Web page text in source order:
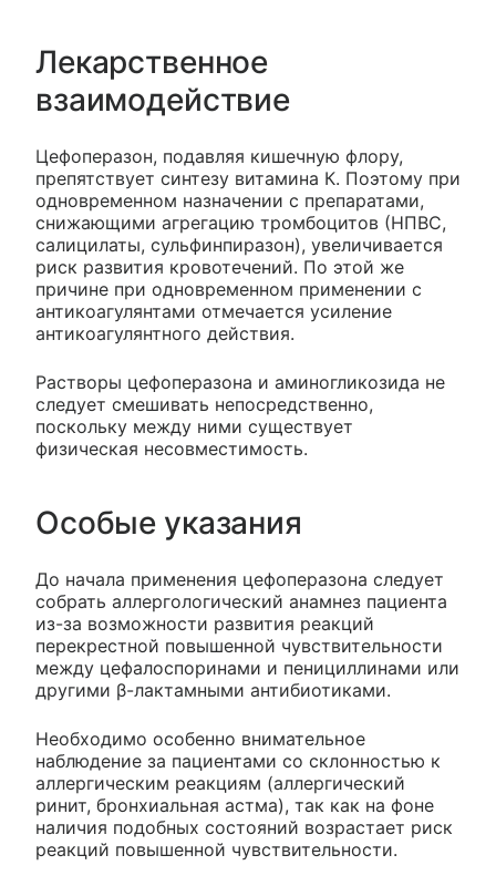
Лекарственное
взаимодействие
Цефоперазон, подавляя кишечную флору,
препятствует синтезу витамина К. Поэтому при
одновременном назначении с препаратами,
снижающими агрегацию тромбоцитов (НПВС,
салицилаты, сульфинпиразон), увеличивается
риск развития кровотечений. По этой же
причине при одновременном применении с
антикоагулянтами отмечается усиление
антикоагулянтного действия.
Растворы цефоперазона и аминогликозида не
следует смешивать непосредственно,
поскольку между ними существует
физическая несовместимость.
Особые указания
До начала применения цефоперазона следует
собрать аллергологический анамнез пациента
из-за возможности развития реакций
перекрестной повышенной чувствительности
между цефалоспоринами и пенициллинами или
другими β-лактамными антибиотиками.
Необходимо особенно внимательное
наблюдение за пациентами со склонностью к
аллергическим реакциям (аллергический
ринит, бронхиальная астма), так как на фоне
наличия подобных состояний возрастает риск
реакций повышенной чувствительности.